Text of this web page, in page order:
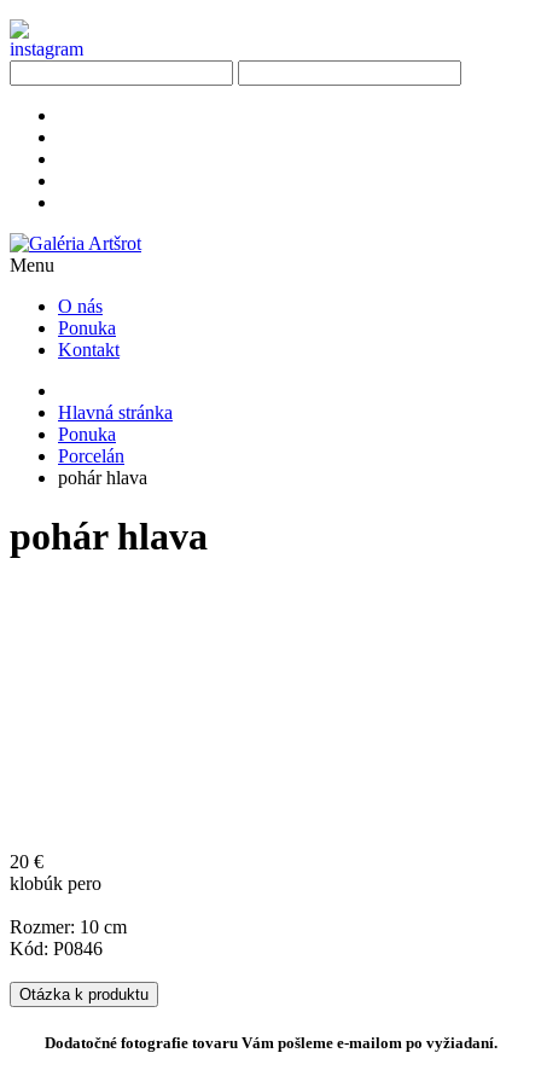
Menu
O nás
Ponuka
Kontakt
Hlavná stránka
Ponuka
Porcelán
pohár hlava
pohár hlava
20 €
klobúk pero
Rozmer: 10 cm
Kód: P0846
Otázka k produktu
Dodatočné fotografie tovaru Vám pošleme e-mailom po vyžiadaní.